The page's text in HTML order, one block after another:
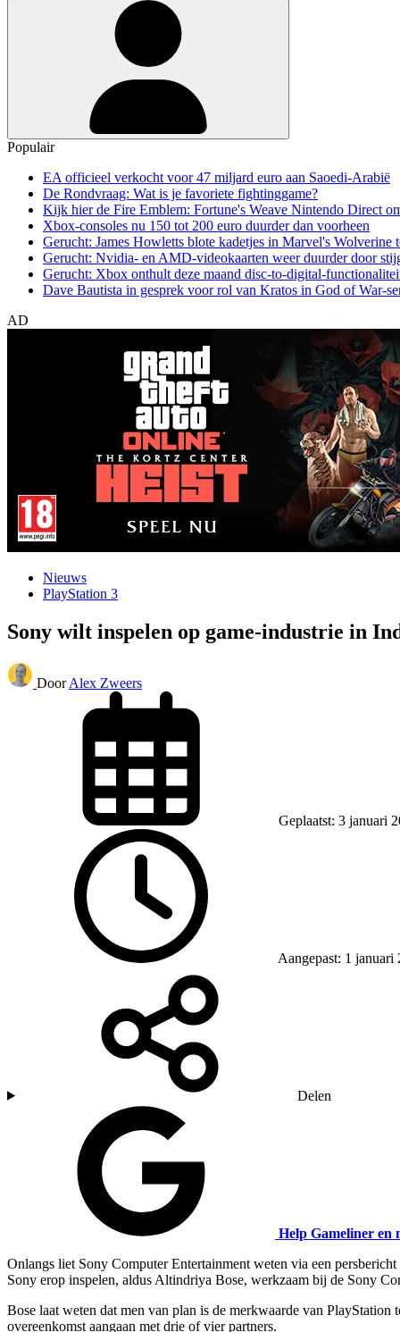
Populair
EA officieel verkocht voor 47 miljard euro aan Saoedi-Arabië
De Rondvraag: Wat is je favoriete fightinggame?
Kijk hier de Fire Emblem: Fortune's Weave Nintendo Direct
Xbox-consoles nu 150 tot 200 euro duurder dan voorheen
Gerucht: James Howletts blote kadetjes in Marvel's Wolverine
Gerucht: Nvidia- en AMD-videokaarten weer duurder door
Gerucht: Xbox onthult deze maand disc-to-digital-
Dave Bautista in gesprek voor rol van Kratos in God of War-
AD
Nieuws
PlayStation 3
Sony wilt inspelen op game-industrie in
Door Alex Zweers
Geplaatst: 3 januari
Aangepast: 1 januari
Delen
Help Gameliner en
Onlangs liet Sony Computer Entertainment weten via een
Sony erop inspelen, aldus Altindriya Bose, werkzaam bij de Sony
Bose laat weten dat men van plan is de merkwaarde van
overeenkomst aangaan met drie of vier partners.